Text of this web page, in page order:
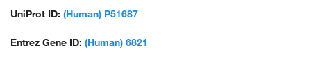
UniProt ID: (Human) P51687
Entrez Gene ID: (Human) 6821